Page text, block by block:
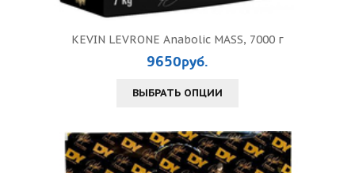
KEVIN LEVRONE Anabolic MASS, 7000 г
9650руб.
ВЫБРАТЬ ОПЦИИ